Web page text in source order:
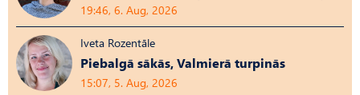
19:46, 6. Aug, 2026
Iveta Rozentāle
Piebalgā sākās, Valmierā turpinās
15:07, 5. Aug, 2026